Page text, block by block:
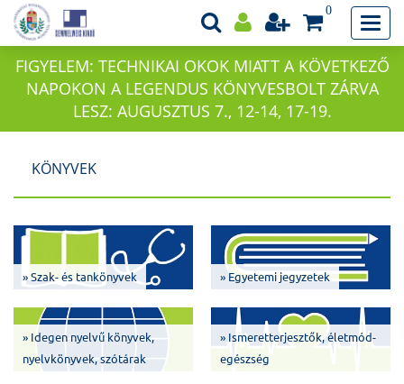
0
FIGYELEM: TECHNIKAI OKOK MIATT A KÖVETKEZŐ
NAPOKON A LEGENDUS KÖNYVESBOLT ZÁRVA
LESZ: AUGUSZTUS 7., 12-14, 17-19.
KÖNYVEK
» Szak- és tankönyvek » Egyetemi jegyzetek
» Idegen nyelvű könyvek,
nyelvkönyvek, szótárak
» Ismeretterjesztők, életmód-
egészség